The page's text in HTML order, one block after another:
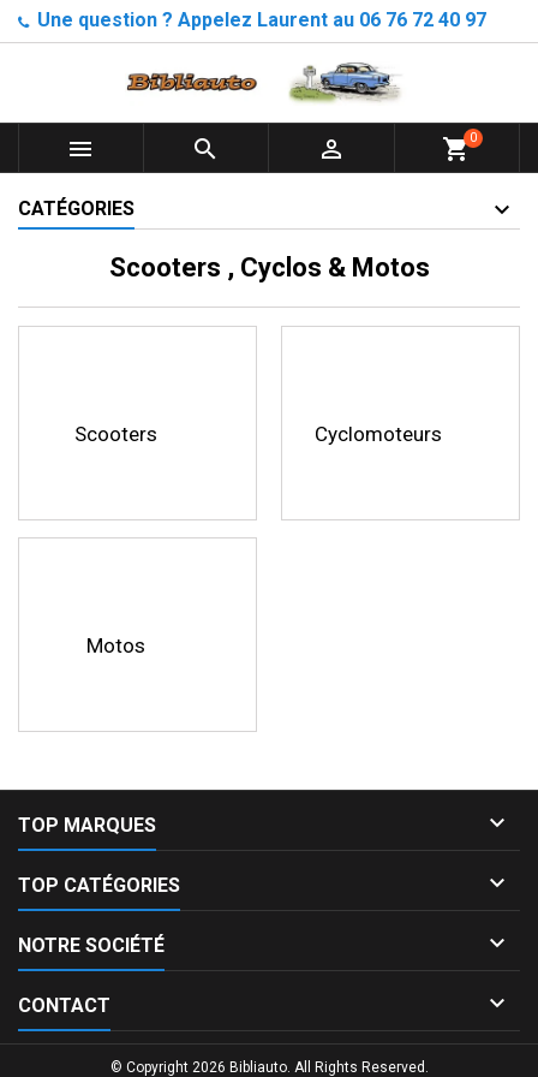
Une question ? Appelez Laurent au 06 76 72 40 97
   shopping_cart0
CATÉGORIES
Scooters , Cyclos & Motos
Scooters Cyclomoteurs
Motos
TOP MARQUES 
TOP CATÉGORIES 
NOTRE SOCIÉTÉ 
CONTACT 
© Copyright 2026 Bibliauto. All Rights Reserved.